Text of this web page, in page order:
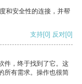
和安全性的连接，并帮
支持[0] 反对[0]
件，终于找到了它。这
所有需求。操作也很简